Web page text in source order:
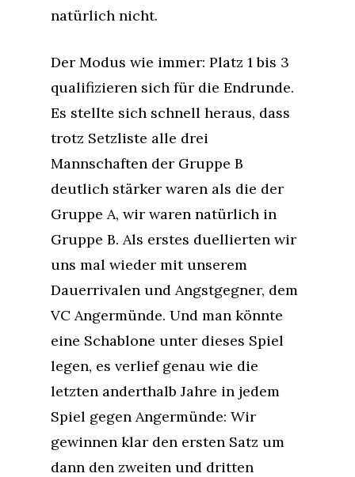
natürlich nicht.
Der Modus wie immer: Platz 1 bis 3
qualifizieren sich für die Endrunde.
Es stellte sich schnell heraus, dass
trotz Setzliste alle drei
Mannschaften der Gruppe B
deutlich stärker waren als die der
Gruppe A, wir waren natürlich in
Gruppe B. Als erstes duellierten wir
uns mal wieder mit unserem
Dauerrivalen und Angstgegner, dem
VC Angermünde. Und man könnte
eine Schablone unter dieses Spiel
legen, es verlief genau wie die
letzten anderthalb Jahre in jedem
Spiel gegen Angermünde: Wir
gewinnen klar den ersten Satz um
dann den zweiten und dritten